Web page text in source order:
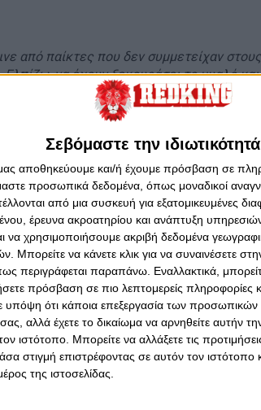
Σεβόμαστε την
μας αποθηκεύουμε και/ή έχουμε πρόσβαση σε
προσωπικά δεδομένα, όπως μοναδικοί
από μια συσκευή για εξατομικευμένες
έρευνα ακροατηρίου και ανάπτυξη
να χρησιμοποιήσουμε ακριβή δεδομένα
να κάνετε κλικ για να συναινέσετε
περιγράφεται παραπάνω. Εναλλακτικά,
πρόσβαση σε πιο λεπτομερείς πληροφορίες
υπόψη ότι κάποια επεξεργασία των προσωπικών
αλλά έχετε το δικαίωμα να αρνηθείτε αυτήν
ιστότοπο. Μπορείτε να αλλάξετε τις
στιγμή επιστρέφοντας σε αυτόν τον ιστότοπο
της ιστοσελίδας.
από παίκτες που δεν συμμετείχαν στους
να έχουν ξεκουράσει το μυαλό
στόχους μας, που είναι γνωστοί για έναν
ξεκινήσαμε την προετοιμασία και
για τον σύλλογό μας, η σεζόν των 100
όλοι μαζί τις προπονήσεις. Εχουμε
γίνεται. Οι στόχοι μας είναι
του στόχους που έχουμε».
εδώ και που ξεκινάμε τη σκληρή
να αρχίσουμε τις προπονήσεις με τη
σε αυτή την πισίνα, τώρα είμαι εδώ
χαρούμενος για αυτό. Είναι μεγάλη